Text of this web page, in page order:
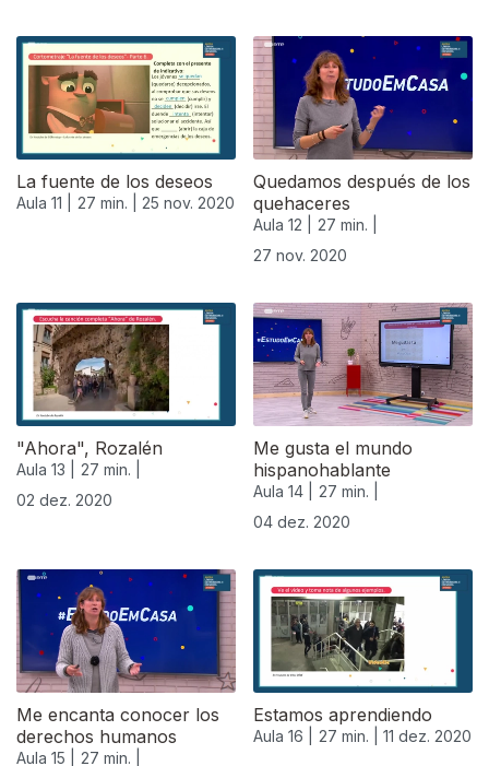
La fuente de los deseos
Aula 11 | 27 min. | 25 nov. 2020
Quedamos después de los
quehaceres
Aula 12 |
27 min. |
27 nov. 2020
508650
"Ahora", Rozalén
Aula 13 |
27 min. |
02 dez. 2020
Me gusta el mundo
hispanohablante
Aula 14 |
27 min. |
04 dez. 2020
Me encanta conocer los
derechos humanos
Aula 15 | 27 min. |
Estamos aprendiendo
Aula 16 | 27 min. | 11 dez. 2020